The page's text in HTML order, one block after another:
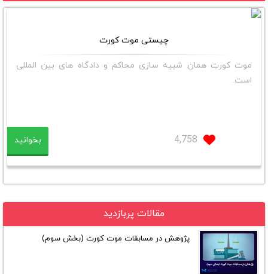
چیستی موت کورت
موت کورت همان شبیه سازی محاکم و دادگاه های بین المللی
است.
4,758 بخوانید
مقالات پربازدید
پژوهش در مسابقات موت کورت (بخش سوم)